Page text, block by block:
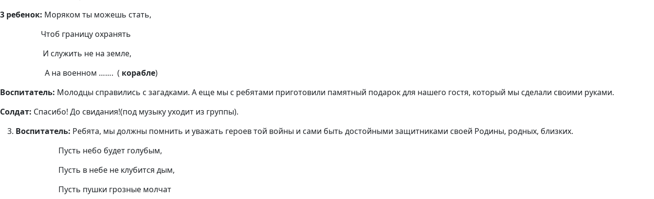
3 ребенок: Моряком ты можешь стать,
Чтоб границу охранять
И служить не на земле,
А на военном ……. ( корабле)
Воспитатель: Молодцы справились с загадками. А еще мы с ребятами приготовили памятный подарок для нашего гостя, который мы сделали своими руками.
Солдат: Спасибо! До свидания!(под музыку уходит из группы).
Воспитатель: Ребята, мы должны помнить и уважать героев той войны и сами быть достойными защитниками своей Родины, родных, близких.
Пусть небо будет голубым,
Пусть в небе не клубится дым,
Пусть пушки грозные молчат